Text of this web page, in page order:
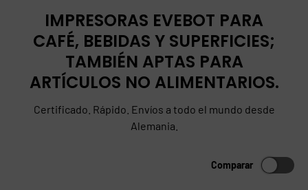
IMPRESORAS EVEBOT PARA
CAFÉ, BEBIDAS Y SUPERFICIES;
TAMBIÉN APTAS PARA
ARTÍCULOS NO ALIMENTARIOS.
Certificado. Rápido. Envíos a todo el mundo desde
Alemania.
Comparar